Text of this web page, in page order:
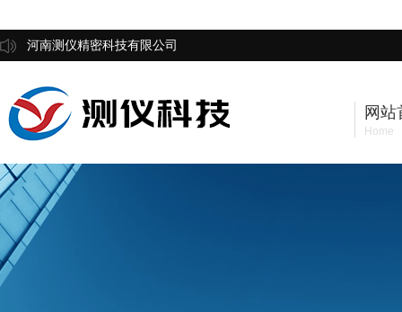
河南测仪精密科技有限公司
网站
Home